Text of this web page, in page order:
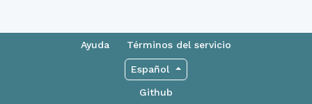
Ayuda Términos del servicio
Español
Github